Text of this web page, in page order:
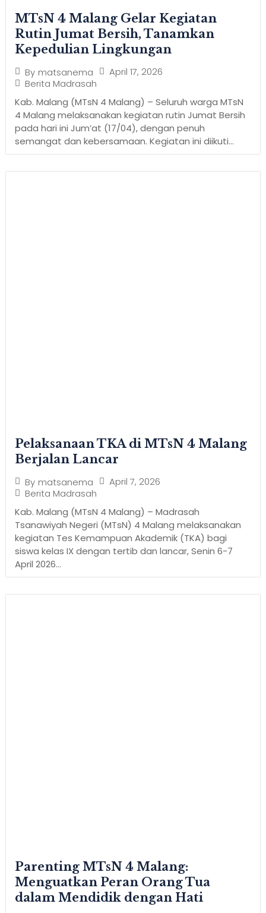
MTsN 4 Malang Gelar Kegiatan
Rutin Jumat Bersih, Tanamkan
Kepedulian Lingkungan
By matsanema
April 17, 2026
Berita Madrasah
Kab. Malang (MTsN 4 Malang) – Seluruh warga MTsN
4 Malang melaksanakan kegiatan rutin Jumat Bersih
pada hari ini Jum’at (17/04), dengan penuh
semangat dan kebersamaan. Kegiatan ini diikuti...
Pelaksanaan TKA di MTsN 4 Malang
Berjalan Lancar
By matsanema
April 7, 2026
Berita Madrasah
Kab. Malang (MTsN 4 Malang) – Madrasah
Tsanawiyah Negeri (MTsN) 4 Malang melaksanakan
kegiatan Tes Kemampuan Akademik (TKA) bagi
siswa kelas IX dengan tertib dan lancar, Senin 6-7
April 2026...
Parenting MTsN 4 Malang:
Menguatkan Peran Orang Tua
dalam Mendidik dengan Hati